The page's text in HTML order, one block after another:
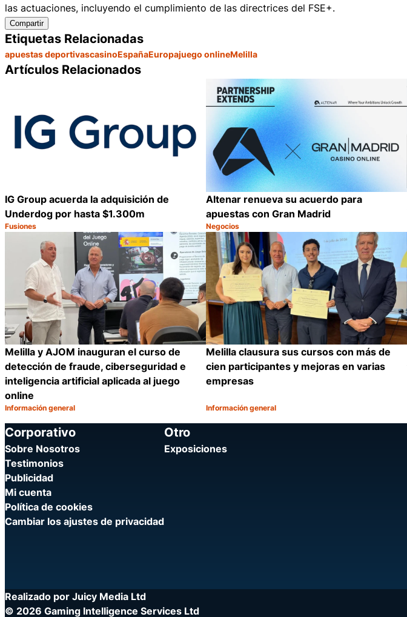
las actuaciones, incluyendo el cumplimiento de las directrices del FSE+.
Compartir
Etiquetas Relacionadas
apuestas deportivascasinoEspañaEuropajuego onlineMelilla
Artículos Relacionados
IG Group acuerda la adquisición de
Underdog por hasta $1.300m
Categoría:
Fusiones
Compartir
Altenar renueva su acuerdo para
apuestas con Gran Madrid
Categoría:
Negocios
Melilla y AJOM inauguran el curso de
detección de fraude, ciberseguridad e
inteligencia artificial aplicada al juego
online
Categoría:
Información general
Melilla clausura sus cursos con más de
cien participantes y mejoras en varias
empresas
Categoría:
Información general
Corporativo
Sobre Nosotros
Testimonios
Publicidad
Mi cuenta
Política de cookies
Cambiar los ajustes de privacidad
Otro
Exposiciones
Realizado por Juicy Media Ltd
© 2026 Gaming Intelligence Services Ltd